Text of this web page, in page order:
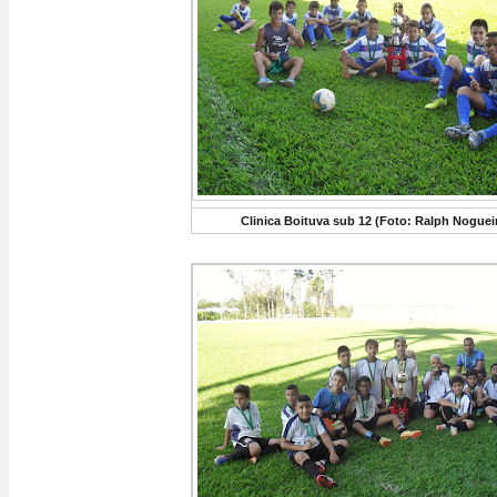
Clinica Boituva sub 12 (Foto: Ralph